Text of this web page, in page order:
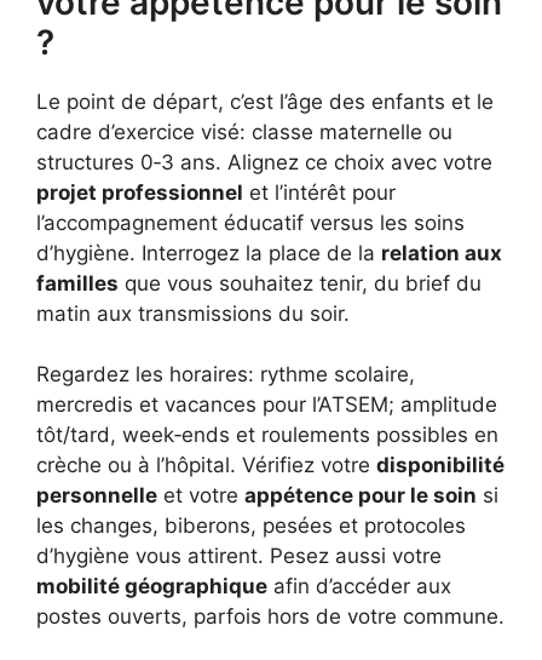
?
Le point de départ, c’est l’âge des enfants et le
cadre d’exercice visé: classe maternelle ou
structures 0‑3 ans. Alignez ce choix avec votre
projet professionnel et l’intérêt pour
l’accompagnement éducatif versus les soins
d’hygiène. Interrogez la place de la relation aux
familles que vous souhaitez tenir, du brief du
matin aux transmissions du soir.
Regardez les horaires: rythme scolaire,
mercredis et vacances pour l’ATSEM; amplitude
tôt/tard, week‑ends et roulements possibles en
crèche ou à l’hôpital. Vérifiez votre disponibilité
personnelle et votre appétence pour le soin si
les changes, biberons, pesées et protocoles
d’hygiène vous attirent. Pesez aussi votre
mobilité géographique afin d’accéder aux
postes ouverts, parfois hors de votre commune.